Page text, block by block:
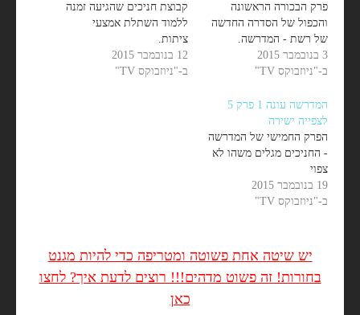
פרק הבכורה הראשונה
והכפול של הסדרה החדשה
של רשת - המדרשה.
3 בנובמבר 2015
ב-"ניוזבוקס TV"
קבוצת חניכים שהגיעה זמנה
ללמוד השתלת אמצעי
ציתות.
12 בנובמבר 2015
ב-"ניוזבוקס TV"
המדרשה עונה 1 פרק 5
לצפייה ישירה
הפרק החמישי של המדרשה
- החניכים מגלים משהו לא
צפוי
19 בנובמבר 2015
ב-"ניוזבוקס TV"
יש שיטה אחת פשוטה ומטריפה כדי להיות מגנט
בחורות! זה פשוט מדהים!!! רוצים לדעת איך? לחצו
כאן